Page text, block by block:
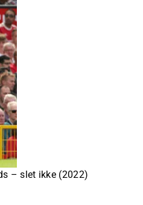
– slet ikke (2022)